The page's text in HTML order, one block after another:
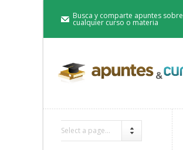
Busca y comparte apuntes sobre
cualquier curso o materia
Select a page...